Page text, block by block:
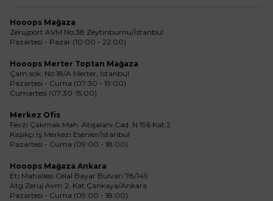
Hooops Mağaza
Zerujport AVM No:38 Zeytinburnu/İstanbul
Pazartesi - Pazar (10:00 - 22:00)
Hooops Merter Toptan Mağaza
Çam sok. No:18/A Merter, İstanbul
Pazartesi - Cuma (07:30 - 19:00)
Cumartesi (07:30-15:00)
Merkez Ofis
Fevzi Çakmak Mah. Atışalanı Cad. N:196 Kat:2
Kaşıkçı İş Merkezi Esenler/İstanbul
Pazartesi - Cuma (09:00 - 18:00)
Hooops Mağaza Ankara
Eti Mahallesi Celal Bayar Bulvarı 78/149
Atg Zeruj Avm 2. Kat Çankaya/Ankara
Pazartesi - Cuma (09:00 - 18:00)